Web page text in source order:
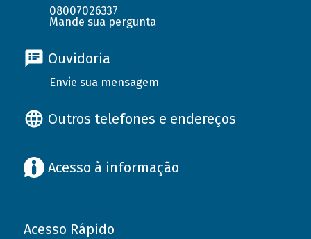
08007026337
Mande sua pergunta
Ouvidoria
Envie sua mensagem
Outros telefones e endereços
Acesso à informação
Acesso Rápido